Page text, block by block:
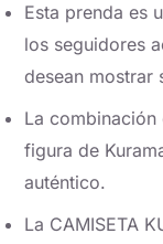
Esta prenda es
los seguidores
desean mostrar
La combinación
figura de
auténtico.
La CAMISETA